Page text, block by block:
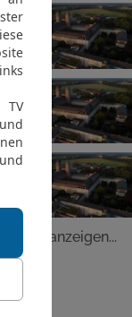
alle anzeigen...